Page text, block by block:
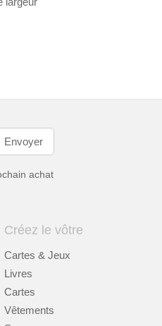
achat
Créez le vôtre
Cartes & Jeux
Livres
Cartes
Vêtements